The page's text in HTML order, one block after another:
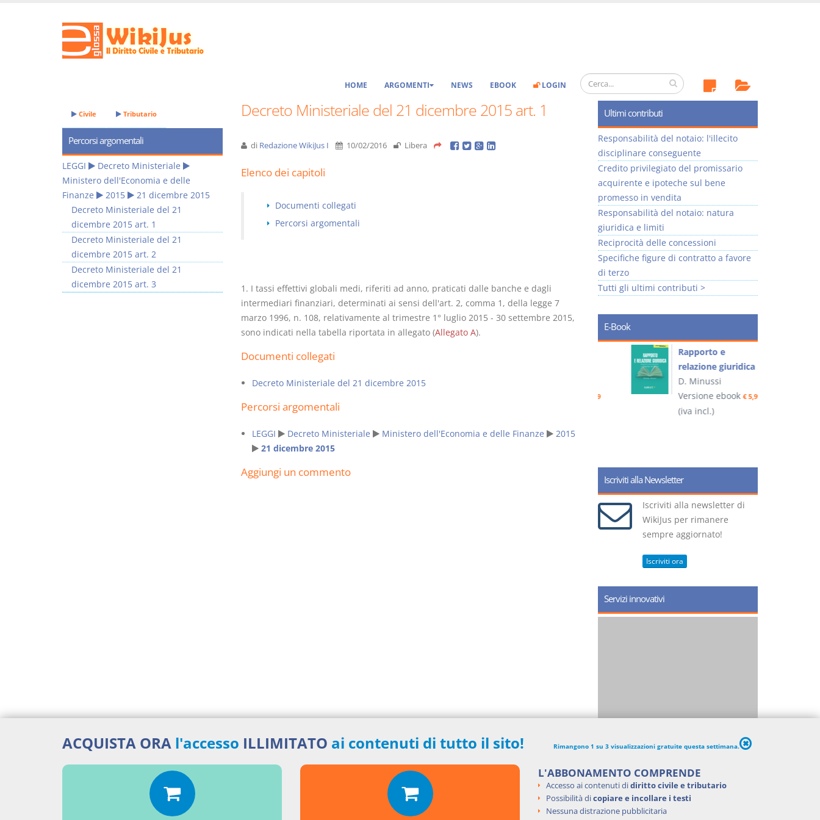
HOME ARGOMENTI NEWS EBOOK LOGIN
Decreto Ministeriale del 21 dicembre 2015 art. 1
di Redazione WikiJus I 10/02/2016 Libera
Elenco dei capitoli
Documenti collegati
Percorsi argomentali
1. I tassi effettivi globali medi, riferiti ad anno, praticati dalle banche e dagli
intermediari finanziari, determinati ai sensi dell'art. 2, comma 1, della legge 7
marzo 1996, n. 108, relativamente al trimestre 1° luglio 2015 - 30 settembre 2015,
sono indicati nella tabella riportata in allegato (Allegato A).
Documenti collegati
Decreto Ministeriale del 21 dicembre 2015
Percorsi argomentali
LEGGI Decreto Ministeriale Ministero dell'Economia e delle Finanze
2015
21 dicembre 2015
Aggiungi un commento
Civile Tributario
Percorsi argomentali
LEGGI
Decreto Ministeriale
Ministero dell'Economia e delle
Finanze
2015
21 dicembre 2015
Decreto Ministeriale del 21
dicembre 2015 art. 1
Decreto Ministeriale del 21
dicembre 2015 art. 2
Decreto Ministeriale del 21
dicembre 2015 art. 3
Ultimi contributi
Responsabilità del notaio: l'illecito
disciplinare conseguente
Credito privilegiato del promissario
acquirente e ipoteche sul bene
promesso in vendita
Responsabilità del notaio: natura
giuridica e limiti
Reciprocità delle concessioni
Specifiche figure di contratto a favore
di terzo
Tutti gli ultimi contributi >
E-Book
I Vincoli Preliminari
D. Minussi
(iva incl.)
Rapporto e
relazione giuridica
D. Minussi
Versione ebook€ 5,99
(iva incl.)
Iscriviti alla Newsletter
Iscriviti alla newsletter di
WikiJus per rimanere
sempre aggiornato!
Iscriviti ora
Servizi innovativi
ACQUISTA ORA l'accesso ILLIMITATO ai contenuti di tutto il sito! Rimangono 1 su 3 visualizzazioni gratuite questa settimana.
L'ABBONAMENTO COMPRENDE
Accesso ai contenuti didiritto civile e tributario
Possibilità dicopiare e incollare i testi
Nessuna distrazione pubblicitaria